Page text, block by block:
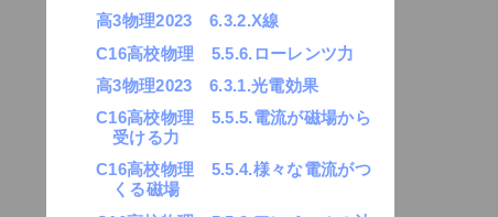
高3物理2023 6.3.2.X線
C16高校物理 5.5.6.ローレンツ力
高3物理2023 6.3.1.光電効果
C16高校物理 5.5.5.電流が磁場から
受ける力
C16高校物理 5.5.4.様々な電流がつ
くる磁場